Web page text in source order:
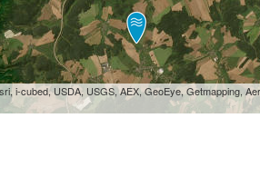
i-cubed, USDA, USGS, AEX, GeoEye, Getmapping,